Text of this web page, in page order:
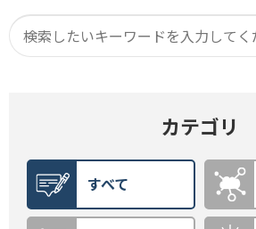
カテゴリ
すべて